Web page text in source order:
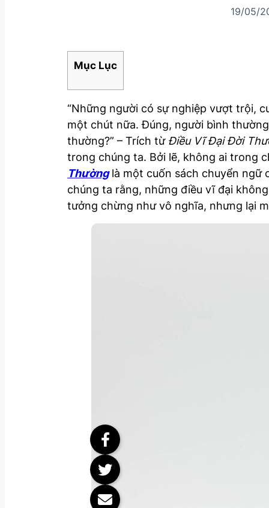
19/05/
Mục Lục
“Những người có sự nghiệp vượt trội,
một chút nữa. Đúng, người bình
thường?” – Trích từ Điều Vĩ Đại Đời
trong chúng ta. Bởi lẽ, không ai trong
Thườnglà một cuốn sách chuyển ngữ
chúng ta rằng, những điều vĩ đại
tưởng chừng như vô nghĩa, nhưng lại